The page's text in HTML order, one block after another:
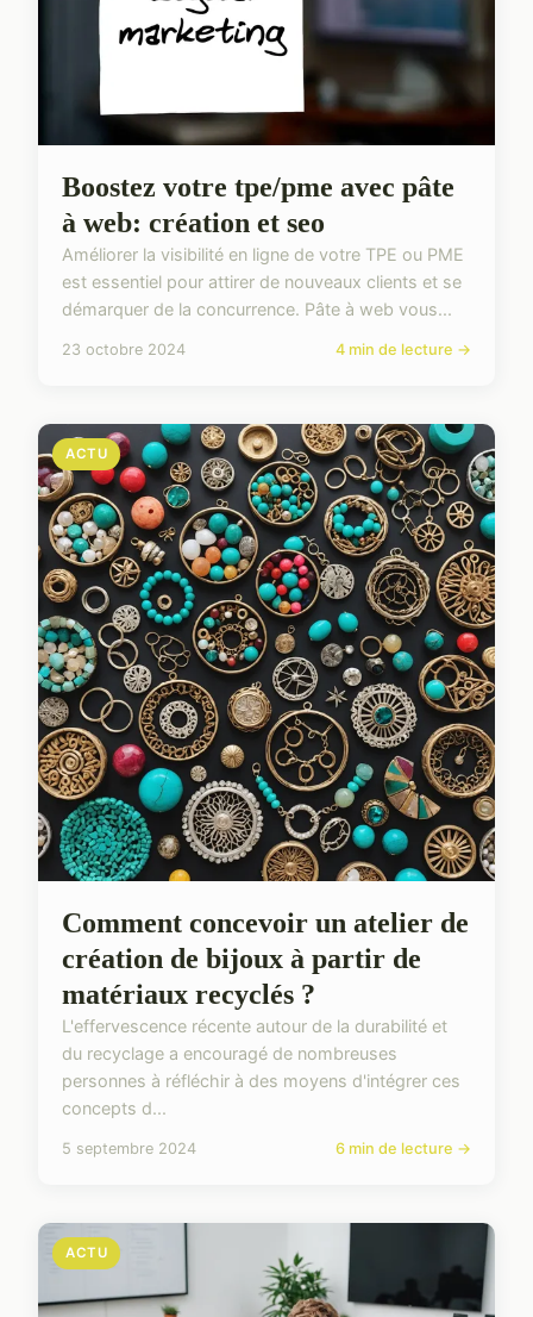
Boostez votre tpe/pme avec pâte
à web: création et seo
Améliorer la visibilité en ligne de votre TPE ou PME
est essentiel pour attirer de nouveaux clients et se
démarquer de la concurrence. Pâte à web vous...
23 octobre 2024 4 min de lecture →
ACTU
Comment concevoir un atelier de
création de bijoux à partir de
matériaux recyclés ?
L'effervescence récente autour de la durabilité et
du recyclage a encouragé de nombreuses
personnes à réfléchir à des moyens d'intégrer ces
concepts d...
5 septembre 2024 6 min de lecture →
ACTU